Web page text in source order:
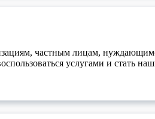
частным лицам,
услугами и стать